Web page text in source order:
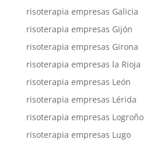
risoterapia empresas Galicia
risoterapia empresas Gijón
risoterapia empresas Girona
risoterapia empresas la Rioja
risoterapia empresas León
risoterapia empresas Lérida
risoterapia empresas Logroño
risoterapia empresas Lugo